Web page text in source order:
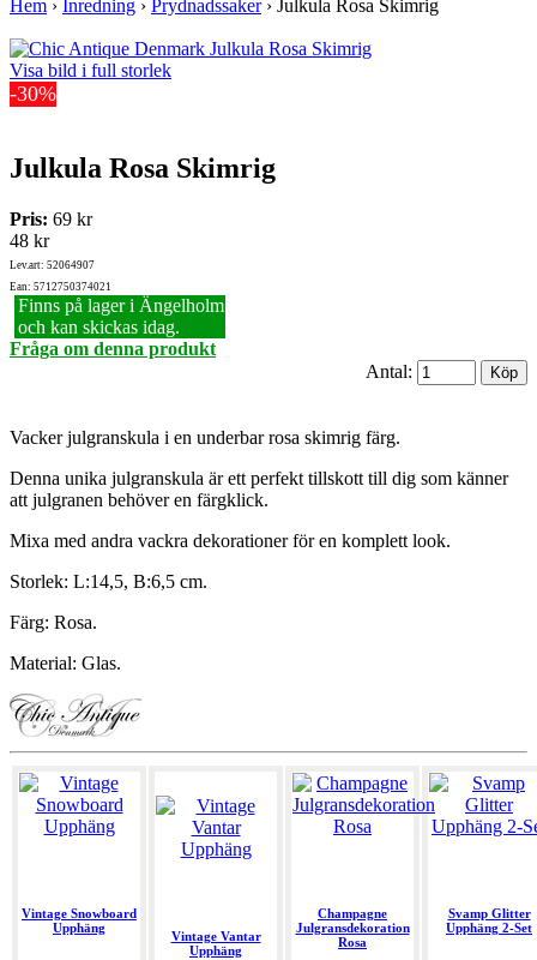
Hem › Inredning › Prydnadssaker› Julkula Rosa Skimrig
Visa bild i full storlek
-30%
Julkula Rosa Skimrig
Pris: 69 kr
48 kr
Lev.art: 52064907
Ean: 5712750374021
Finns på lager i Ängelholm
och kan skickas idag.
Fråga om denna produkt
Antal:
Vacker julgranskula i en underbar rosa skimrig färg.
Denna unika julgranskula är ett perfekt tillskott till dig som känner
att julgranen behöver en färgklick.
Mixa med andra vackra dekorationer för en komplett look.
Storlek: L:14,5, B:6,5 cm.
Färg: Rosa.
Material: Glas.
Vintage Snowboard
Upphäng
Vintage Vantar
Upphäng
Champagne
Julgransdekoration
Rosa
Svamp Glitter
Upphäng 2-Set